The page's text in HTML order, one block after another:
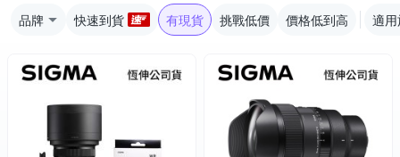
品牌 快速到貨 有現貨 挑戰低價 價格低到高 適